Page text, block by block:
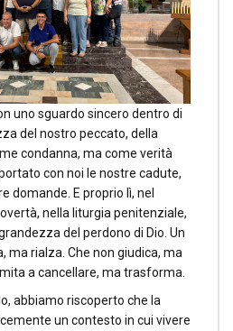
uno sguardo sincero dentro di
del nostro peccato, della
condanna, ma come verità
con noi le nostre cadute,
domande. E proprio lì, nel
nella liturgia penitenziale,
del perdono di Dio. Un
ma rialza. Che non giudica, ma
a cancellare, ma trasforma.
abbiamo riscoperto che la
un contesto in cui vivere